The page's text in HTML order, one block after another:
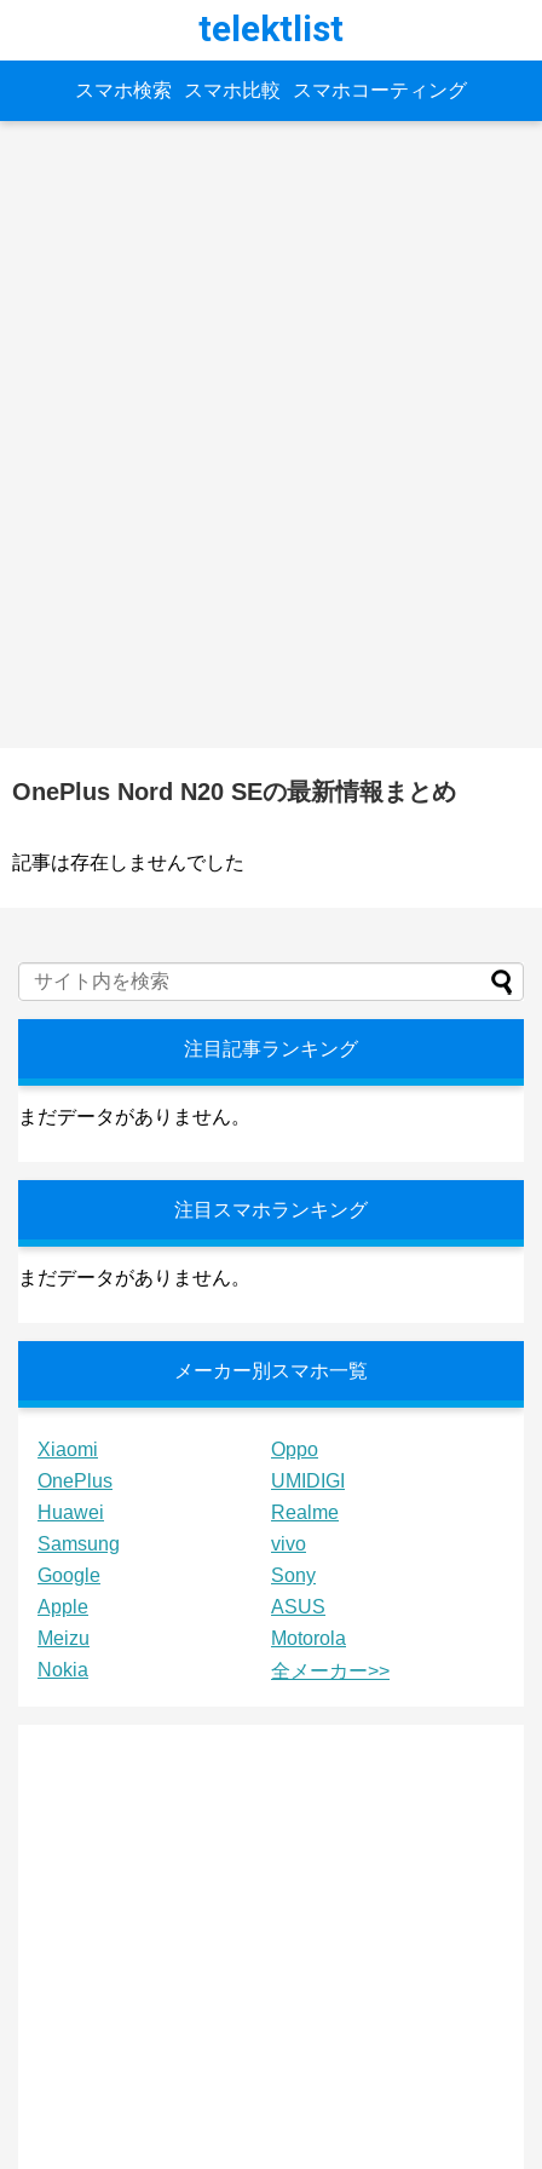
telektlist
スマホ検索 スマホ比較 スマホコーティング
OnePlus Nord N20 SEの最新情報まとめ
記事は存在しませんでした
注目記事ランキング
まだデータがありません。
注目スマホランキング
まだデータがありません。
メーカー別スマホ一覧
Xiaomi
Oppo
OnePlus
UMIDIGI
Huawei
Realme
Samsung
vivo
Google
Sony
Apple
ASUS
Meizu
Motorola
Nokia
全メーカー>>